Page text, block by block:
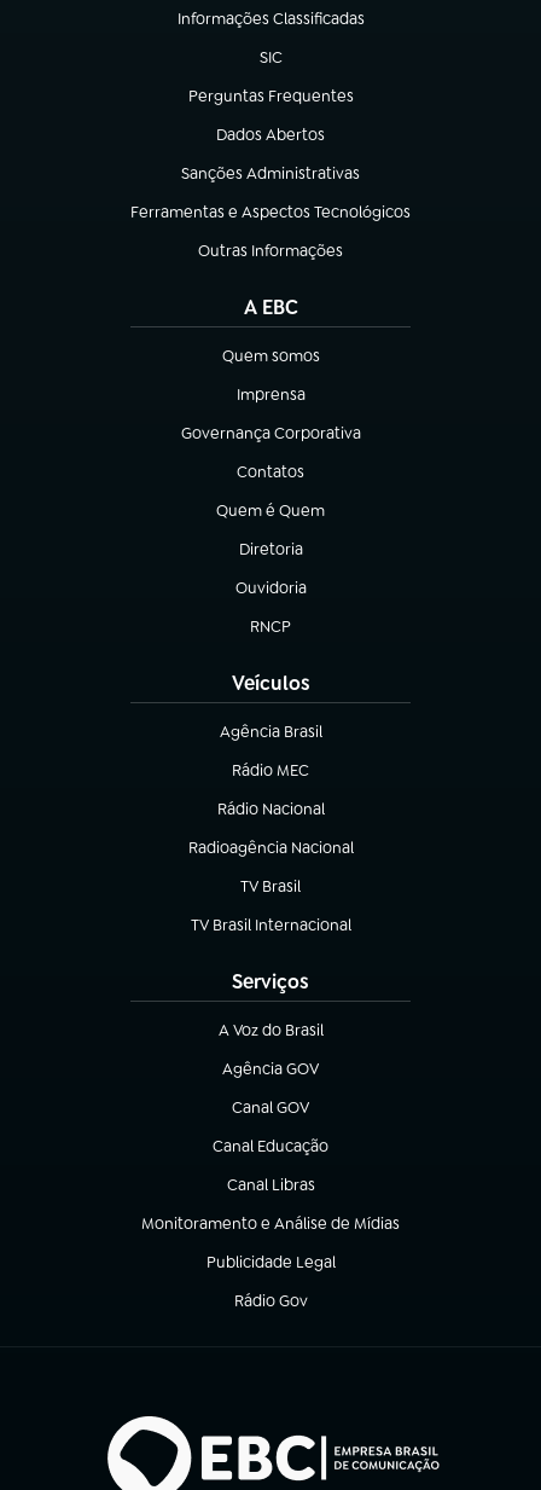
Informações Classificadas
(abre em nova aba)
SIC
(abre em nova aba)
Perguntas Frequentes
(abre em nova aba)
Dados Abertos
(abre em nova aba)
Sanções Administrativas
(abre em nova aba)
Ferramentas e Aspectos Tecnológicos
(abre em nova aba)
Outras Informações
(abre em nova aba)
A EBC
Quem somos
(abre em nova aba)
Imprensa
(abre em nova aba)
Governança Corporativa
(abre em nova aba)
Contatos
(abre em nova aba)
Quem é Quem
(abre em nova aba)
Diretoria
(abre em nova aba)
Ouvidoria
(abre em nova aba)
RNCP
(abre em nova aba)
Veículos
Agência Brasil
(abre em nova aba)
Rádio MEC
Rádio Nacional
(abre em nova aba)
Radioagência Nacional
(abre em nova aba)
TV Brasil
(abre em nova aba)
TV Brasil Internacional
(abre em nova aba)
Serviços
A Voz do Brasil
(abre em nova aba)
Agência GOV
(abre em nova aba)
Canal GOV
(abre em nova aba)
Canal Educação
(abre em nova aba)
Canal Libras
(abre em nova aba)
Monitoramento e Análise de Mídias
(abre em nova aba)
Publicidade Legal
(abre em nova aba)
Rádio Gov
(abre em nova aba)